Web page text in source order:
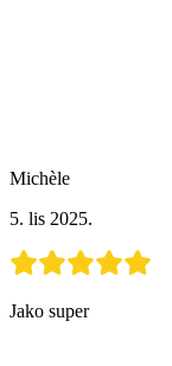
Michèle
5. lis 2025.
Jako super